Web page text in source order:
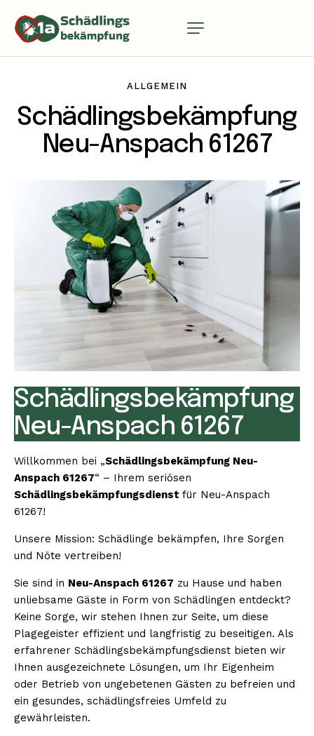
ALLGEMEIN
Schädlingsbekämpfung
Neu-Anspach 61267
Schädlingsbekämpfung
Neu-Anspach 61267
Willkommen bei „Schädlingsbekämpfung Neu-
Anspach 61267“ – Ihrem seriösen
Schädlingsbekämpfungsdienst für Neu-Anspach
61267!
Unsere Mission: Schädlinge bekämpfen, Ihre Sorgen
und Nöte vertreiben!
Sie sind in Neu-Anspach 61267 zu Hause und haben
unliebsame Gäste in Form von Schädlingen entdeckt?
Keine Sorge, wir stehen Ihnen zur Seite, um diese
Plagegeister effizient und langfristig zu beseitigen. Als
erfahrener Schädlingsbekämpfungsdienst bieten wir
Ihnen ausgezeichnete Lösungen, um Ihr Eigenheim
oder Betrieb von ungebetenen Gästen zu befreien und
ein gesundes, schädlingsfreies Umfeld zu
gewährleisten.